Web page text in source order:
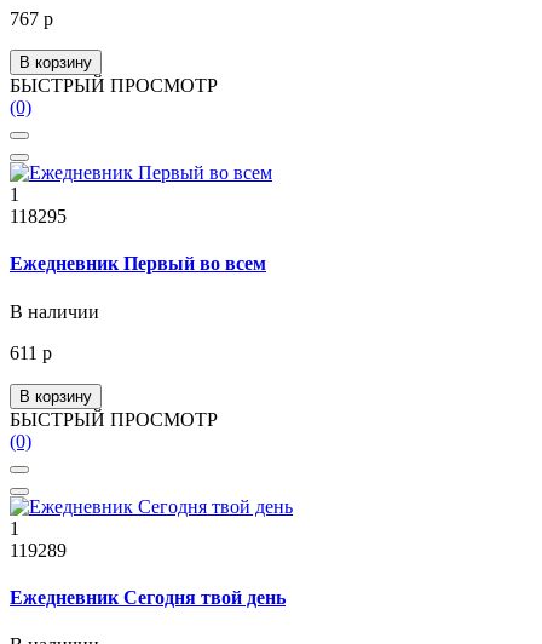
767 р
В корзину
БЫСТРЫЙ ПРОСМОТР
(0)
1
118295
Ежедневник Первый во всем
В наличии
611 р
В корзину
БЫСТРЫЙ ПРОСМОТР
(0)
1
119289
Ежедневник Сегодня твой день